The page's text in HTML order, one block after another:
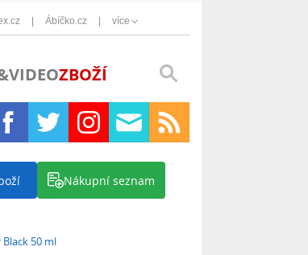
Ábíčko.cz více
ZBOŽÍ
Nákupní seznam
50 ml